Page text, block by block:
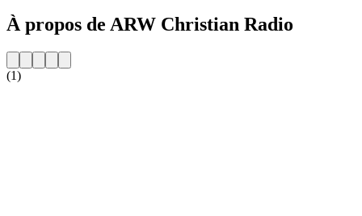
À propos de ARW Christian Radio
(1)